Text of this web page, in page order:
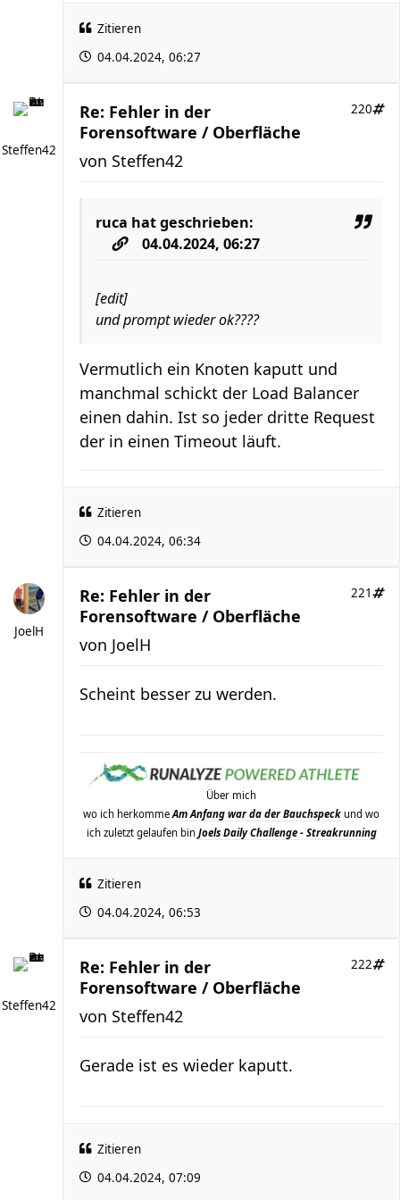
Zitieren
04.04.2024, 06:27
Steffen42
Re: Fehler in der
Forensoftware / Oberfläche
220
von Steffen42
ruca hat geschrieben:
04.04.2024, 06:27
[edit]
und prompt wieder ok????
Vermutlich ein Knoten kaputt und
manchmal schickt der Load Balancer
einen dahin. Ist so jeder dritte Request
der in einen Timeout läuft.
Zitieren
04.04.2024, 06:34
JoelH
Re: Fehler in der
Forensoftware / Oberfläche
221
von JoelH
Scheint besser zu werden.
Über mich
wo ich herkomme Am Anfang war da der Bauchspeck und wo
ich zuletzt gelaufen bin Joels Daily Challenge - Streakrunning
Zitieren
04.04.2024, 06:53
Steffen42
Re: Fehler in der
Forensoftware / Oberfläche
222
von Steffen42
Gerade ist es wieder kaputt.
Zitieren
04.04.2024, 07:09